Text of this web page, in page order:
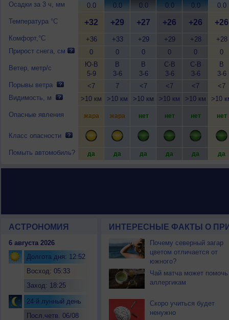
Осадки за 3 ч, мм
Температура °C
Комфорт,°C
Прирост снега, см
Ветер, метр/с
Порывы ветра
Видимость, м
Опасные явления
Класс опасности
Помыть автомобиль?
0.0
+32
+36
0
Ю-В
5-9
<7
>10 км
жара
да
0.0
+29
+33
0
В
3-6
7
>10 км
жара
да
0.0
+27
+29
0
В
3-6
<7
>10 км
нет
да
0.0
+26
+29
0
С-В
3-6
<7
>10 км
нет
да
0.0
+26
+28
0
С-В
3-6
<7
>10 км
нет
да
0.0
+26
+28
0
В
3-6
<7
>10
нет
да
АСТРОНОМИЯ
6 августа 2026
Долгота дня: 12:52
Восход: 05:33
Заход: 18:25
24-й лунный день
Посл.четв. 06/08
ИНТЕРЕСНЫЕ ФАКТЫ О
Почему северный загар
цветом отличается от
южного?
Чай матча может помочь
аллергикам
Скоро учиться будет
ненужно